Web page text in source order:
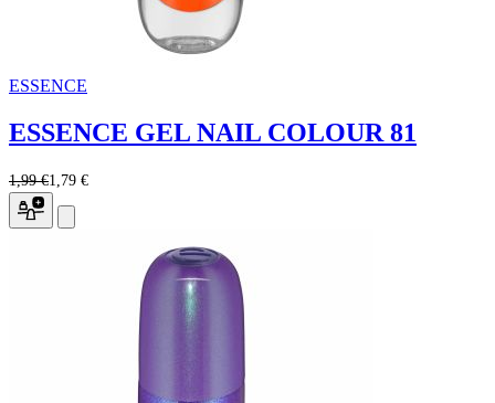
ESSENCE
ESSENCE GEL NAIL COLOUR 81
1,99 €1,79 €